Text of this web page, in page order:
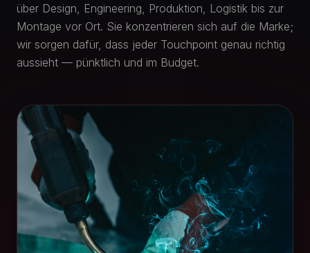
über Design, Engineering, Produktion, Logistik bis zur
Montage vor Ort. Sie konzentrieren sich auf die Marke;
wir sorgen dafür, dass jeder Touchpoint genau richtig
aussieht — pünktlich und im Budget.